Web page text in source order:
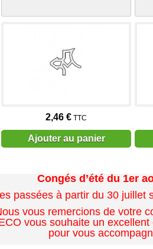
2,46 € TTC
Ajouter au panier
Congés d’été du 1er
passées à partir du 30
vous remercions de votre
vous souhaite un
pour vous